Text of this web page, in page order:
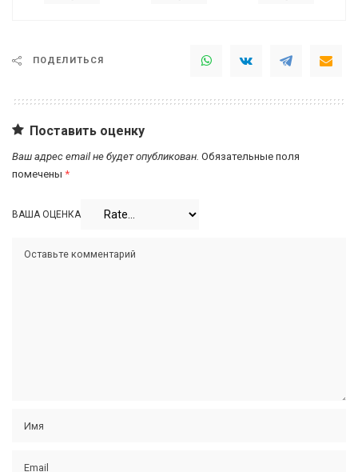
ПОДЕЛИТЬСЯ
Поставить оценку
Ваш адрес email не будет опубликован. Обязательные поля
помечены *
ВАША ОЦЕНКА